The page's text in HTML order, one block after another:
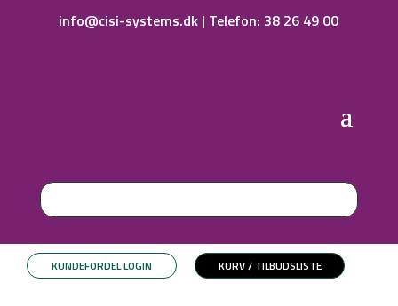
info@cisi-systems.dk | Telefon: 38 26 49 00
KUNDEFORDEL LOGIN KURV / TILBUDSLISTE